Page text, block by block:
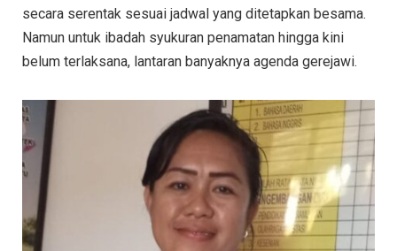
secara serentak sesuai jadwal yang ditetapkan besama.
Namun untuk ibadah syukuran penamatan hingga kini
belum terlaksana, lantaran banyaknya agenda gerejawi.